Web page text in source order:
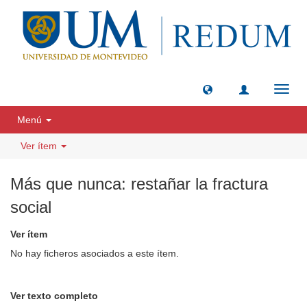
Menú
Ver ítem
Más que nunca: restañar la fractura
social
Ver ítem
No hay ficheros asociados a este ítem.
Ver texto completo